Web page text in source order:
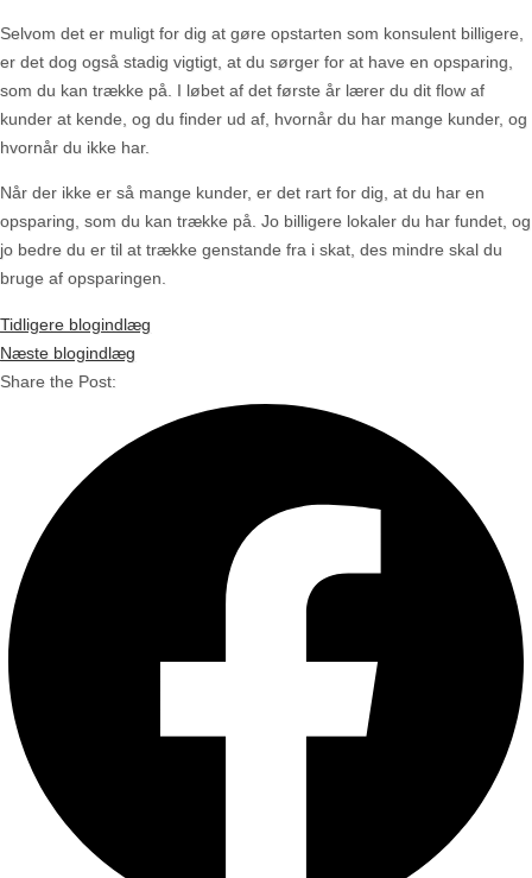
Selvom det er muligt for dig at gøre opstarten som konsulent billigere,
er det dog også stadig vigtigt, at du sørger for at have en opsparing,
som du kan trække på. I løbet af det første år lærer du dit flow af
kunder at kende, og du finder ud af, hvornår du har mange kunder, og
hvornår du ikke har.
Når der ikke er så mange kunder, er det rart for dig, at du har en
opsparing, som du kan trække på. Jo billigere lokaler du har fundet, og
jo bedre du er til at trække genstande fra i skat, des mindre skal du
bruge af opsparingen.
Tidligere blogindlæg
Næste blogindlæg
Share the Post: